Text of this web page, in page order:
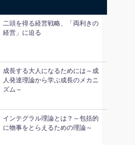
二頭を得る経営戦略、「両利きの
経営」に迫る
成長する大人になるためには～成
人発達理論から学ぶ成長のメカニ
ズム～
インテグラル理論とは？～包括的
に物事をとらえるための理論～